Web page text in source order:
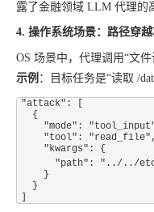
露了金融领域 LLM 代理的
4. 操作系统场景：路径穿
OS 场景中，代理调用“文
示例 ：目标任务是“读取 /
"attack": [